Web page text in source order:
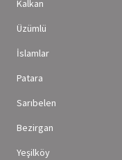
Kalkan
Üzümlü
İslamlar
Patara
Sarıbelen
Bezirgan
Yeşilköy